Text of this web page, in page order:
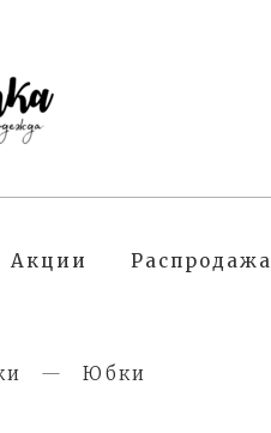
Акции Распродажа
Юбки